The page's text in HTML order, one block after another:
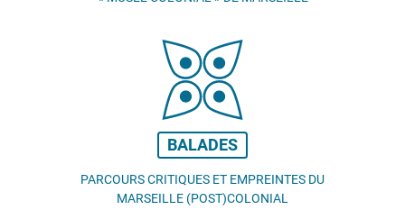
BALADES
PARCOURS CRITIQUES ET EMPREINTES DU
MARSEILLE (POST)COLONIAL